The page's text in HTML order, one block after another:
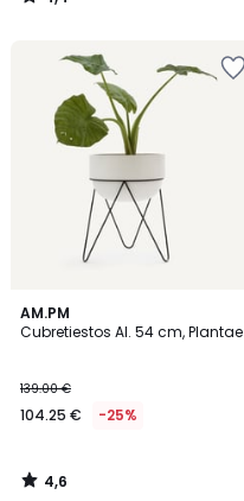
/
AM.PM
Cubretiestos Al. 54 cm, Plantae
139.00 €
104.25 € -25%
4,6
/ 5
4,6
/